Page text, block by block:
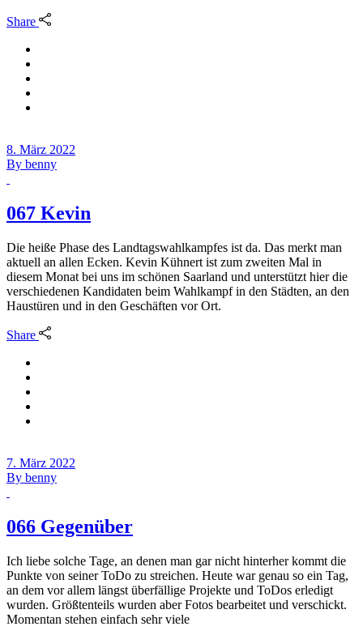
Share
8. März 2022
By benny
067 Kevin
Die heiße Phase des Landtagswahlkampfes ist da. Das merkt man
aktuell an allen Ecken. Kevin Kühnert ist zum zweiten Mal in
diesem Monat bei uns im schönen Saarland und unterstützt hier die
verschiedenen Kandidaten beim Wahlkampf in den Städten, an den
Haustüren und in den Geschäften vor Ort.
Share
7. März 2022
By benny
066 Gegenüber
Ich liebe solche Tage, an denen man gar nicht hinterher kommt die
Punkte von seiner ToDo zu streichen. Heute war genau so ein Tag,
an dem vor allem längst überfällige Projekte und ToDos erledigt
wurden. Größtenteils wurden aber Fotos bearbeitet und verschickt.
Momentan stehen einfach sehr viele